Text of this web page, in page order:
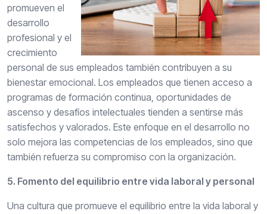
promueven el
desarrollo
profesional y el
crecimiento
personal de sus empleados también contribuyen a su
bienestar emocional. Los empleados que tienen acceso a
programas de formación continua, oportunidades de
ascenso y desafíos intelectuales tienden a sentirse más
satisfechos y valorados. Este enfoque en el desarrollo no
solo mejora las competencias de los empleados, sino que
también refuerza su compromiso con la organización.
5. Fomento del equilibrio entre vida laboral y personal
Una cultura que promueve el equilibrio entre la vida laboral y